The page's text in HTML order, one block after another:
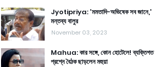
Jyotipriya: 'মমতাদি-অভিষেক সব জানে,'
মন্তব্য বালুর
November 03, 2023
Mahua: কার সঙ্গে, কোন হোটেলে! ব্যক্তিগত
প্রশ্নে বৈঠক ছাড়লেন মহুয়া